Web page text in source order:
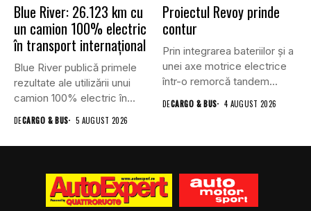
Blue River: 26.123 km cu
un camion 100% electric
în transport internațional
Blue River publică primele
rezultate ale utilizării unui
camion 100% electric în...
DECARGO & BUS 5 AUGUST 2026
Proiectul Revoy prinde
contur
Prin integrarea bateriilor și a
unei axe motrice electrice
într-o remorcă tandem...
DECARGO & BUS 4 AUGUST 2026